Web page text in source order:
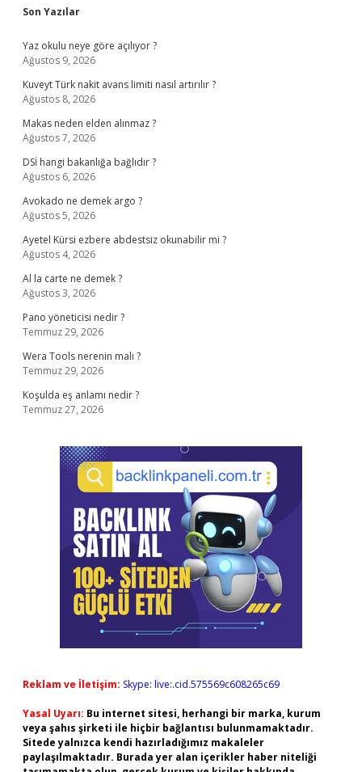
Sidebar
Son Yazılar
Yaz okulu neye göre açılıyor ?
Ağustos 9, 2026
Kuveyt Türk nakit avans limiti nasıl artırılır ?
Ağustos 8, 2026
Makas neden elden alınmaz ?
Ağustos 7, 2026
DSİ hangi bakanlığa bağlıdır ?
Ağustos 6, 2026
Avokado ne demek argo ?
Ağustos 5, 2026
Ayetel Kürsi ezbere abdestsiz okunabilir mi ?
Ağustos 4, 2026
Al la carte ne demek ?
Ağustos 3, 2026
Pano yöneticisi nedir ?
Temmuz 29, 2026
Wera Tools nerenin malı ?
Temmuz 29, 2026
Koşulda eş anlamı nedir ?
Temmuz 27, 2026
Reklam ve İletişim: Skype: live:.cid.575569c608265c69
Yasal Uyarı: Bu internet sitesi, herhangi bir marka, kurum
veya şahıs şirketi ile hiçbir bağlantısı bulunmamaktadır.
Sitede yalnızca kendi hazırladığımız makaleler
paylaşılmaktadır. Burada yer alan içerikler haber niteliği